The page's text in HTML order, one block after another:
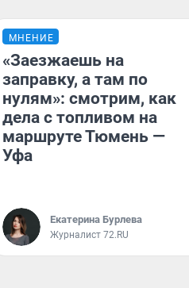
МНЕНИЕ
«Заезжаешь на
заправку, а там по
нулям»: смотрим, как
дела с топливом на
маршруте Тюмень —
Уфа
Екатерина Бурлева
Журналист 72.RU